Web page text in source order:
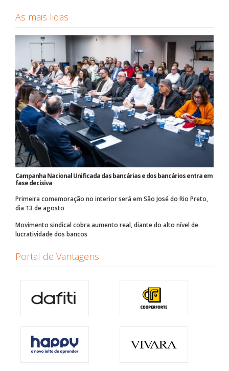
As mais lidas
Campanha Nacional Unificada das bancárias e dos bancários entra em
fase decisiva
Primeira comemoração no interior será em São José do Rio Preto,
dia 13 de agosto
Movimento sindical cobra aumento real, diante do alto nível de
lucratividade dos bancos
Portal de Vantagens